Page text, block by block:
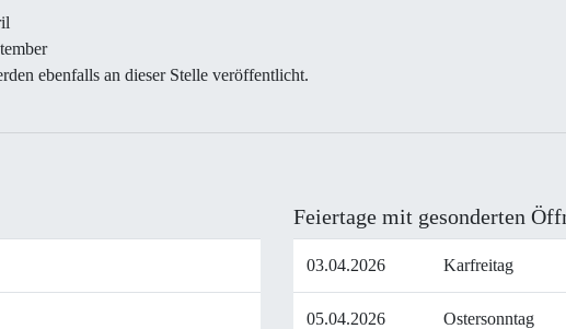
ebenfalls an dieser Stelle veröffentlicht.
Feiertage mit gesonderten
03.04.2026 Karfreitag
05.04.2026 Ostersonntag